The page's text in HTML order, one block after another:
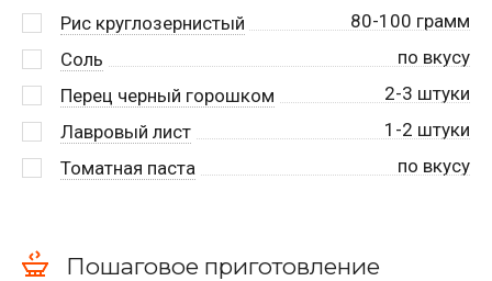
Рис круглозернистый
80-100 грамм
Соль
по вкусу
Перец черный горошком
2-3 штуки
Лавровый лист
1-2 штуки
Томатная паста
по вкусу
Пошаговое приготовление